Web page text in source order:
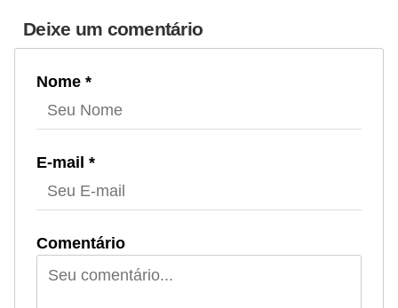
Deixe um comentário
Nome *
E-mail *
Comentário